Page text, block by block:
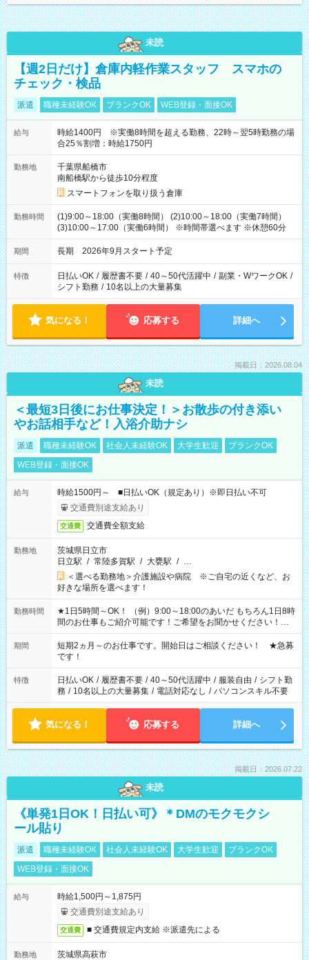
未読
【週2日だけ】倉庫内軽作業スタッフ スマホの
チェック・検品
派遣 職種未経験OK ブランクOK WEB登録・面接OK
給与
時給1400円 ※実働8時間を超える勤務、22時～翌5時勤務の場
合25％割増：時給1750円
勤務地
千葉県船橋市
南船橋駅から徒歩10分程度
スマートフォンを取り扱う倉庫
勤務時間
(1)9:00～18:00（実働8時間） (2)10:00～18:00（実働7時間）
(3)10:00～17:00（実働6時間） ※時間帯選べます ※休憩60分
期間 長期 2026年9月スタート予定
特徴 日払いOK / 履歴書不要 / 40～50代活躍中 / 副業・WワークOK /
シフト勤務 / 10名以上の大量募集
気になる！ 応募する 詳細へ
掲載日：2026.08.04
未読
＜最短3日後にお仕事決定！＞お散歩の付き添い
やお話相手など！入浴介助ナシ
派遣 職種未経験OK 社会人未経験OK 大学生歓迎
ブランクOK
WEB登録・面接OK
給与
時給1500円～ ■日払いOK（規定あり）※即日払い不可
交通費別途支給あり
交通費 交通費全額支給
勤務地
茨城県日立市
日立駅 / 常陸多賀駅 / 大甕駅 / …
＜選べる勤務地＞介護施設や病院 ※ご自宅の近くなど、お
好きな場所を選べます！
勤務時間
★1日5時間～OK！ （例）9:00～18:00のあいだ もちろん1日8時
間のお仕事もご紹介可能です！ご希望をお聞かせください！★
家庭の都合でお休みが必要な場合も遠慮なくご相談ください。
※週最低15時間以上の勤務が必要です
期間
短期2ヵ月～のお仕事です。開始日はご相談ください！ ★急募
です！
特徴 日払いOK / 履歴書不要 / 40～50代活躍中 / 服装自由 / シフト勤
務 / 10名以上の大量募集 / 電話対応なし / パソコンスキル不要
気になる！ 応募する 詳細へ
掲載日：2026.07.22
未読
《単発1日OK！日払い可》＊DMのモクモクシ
ール貼り
派遣 職種未経験OK 社会人未経験OK 大学生歓迎
ブランクOK
WEB登録・面接OK
給与
時給1,500円～1,875円
交通費別途支給あり
交通費 ■ 交通費規定内支給 ※派遣先による
勤務地
茨城県高萩市